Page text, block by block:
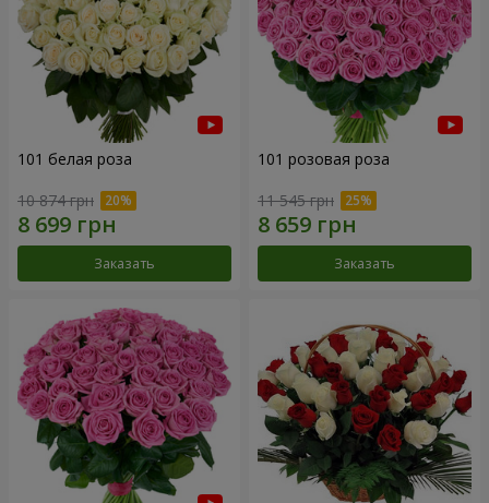
101 белая роза
10 874 грн
Заказать
101 розовая роза
11 545 грн
Заказать